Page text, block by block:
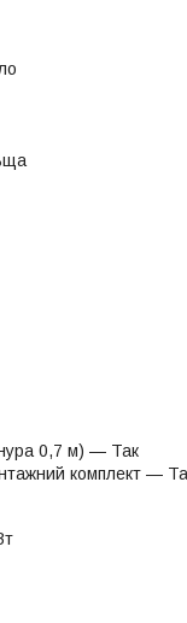
0,7 м) — Так
комплект —